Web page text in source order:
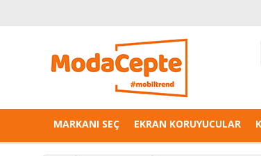
MARKANI SEÇ EKRAN KORUYUCULAR